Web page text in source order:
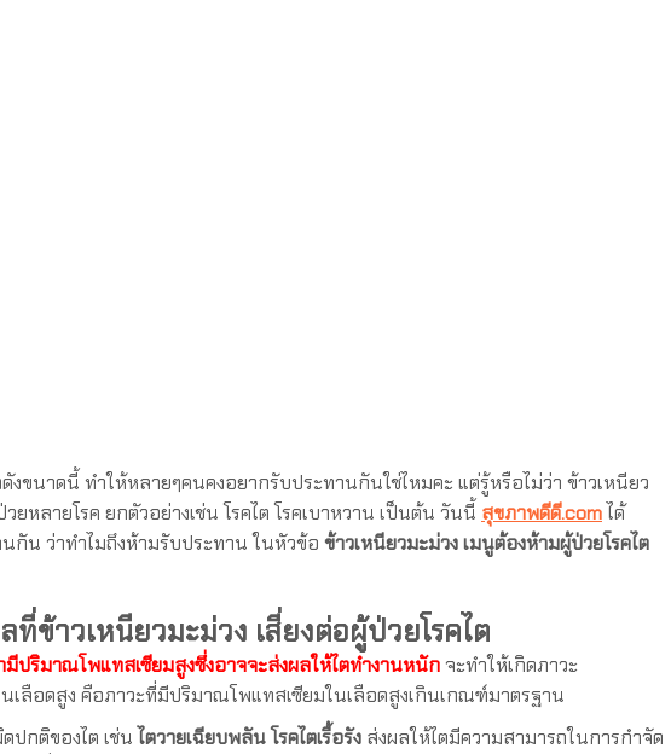
งขนาดนี้ ทำให้หลายๆคนคงอยากรับประทานกันใช่ไหมคะ แต่รู้หรือไม่ว่า ข้าวเหนียว
หลายโรค ยกตัวอย่างเช่น โรคไต โรคเบาหวาน เป็นต้น วันนี้ สุขภาพดีดี.com ได้
กัน ว่าทำไมถึงห้ามรับประทาน ในหัวข้อ ข้าวเหนียวมะม่วง เมนูต้องห้ามผู้ป่วยโรคไต
ที่ข้าวเหนียวมะม่วง เสี่ยงต่อผู้ป่วยโรคไต
ปริมาณโพแทสเซียมสูงซึ่งอาจจะส่งผลให้ไตทำงานหนักจะทำให้เกิดภาวะ
เลือดสูง คือภาวะที่มีปริมาณโพแทสเซียมในเลือดสูงเกินเกณฑ์มาตรฐาน
ปกติของไต เช่น ไตวายเฉียบพลัน โรคไตเรื้อรัง ส่งผลให้ไตมีความสามารถในการกำจัด